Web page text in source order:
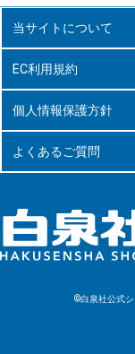
当サイトについて
EC利用規約
個人情報保護方針
よくあるご質問
©白泉社公式シ